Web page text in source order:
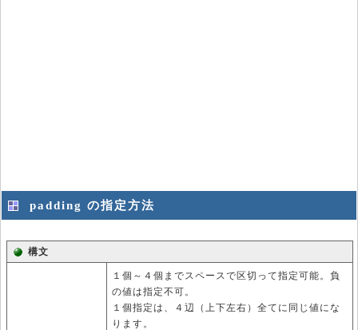
padding の指定方法
構文
１個～４個までスペースで区切って指定可能。負
の値は指定不可。
１個指定は、４辺（上下左右）全てに同じ値にな
ります。